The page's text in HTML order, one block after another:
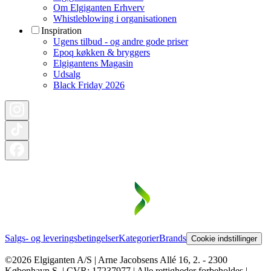
Om Elgiganten Erhverv
Whistleblowing i organisationen
Inspiration
Ugens tilbud - og andre gode priser
Epoq køkken & bryggers
Elgigantens Magasin
Udsalg
Black Friday 2026
Salgs- og leveringsbetingelserKategorierBrands Cookie indstillinger
©2026 Elgiganten A/S | Arne Jacobsens Allé 16, 2. - 2300